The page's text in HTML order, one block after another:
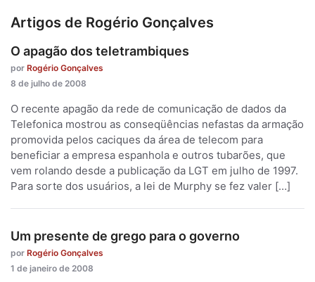
Artigos de Rogério Gonçalves
O apagão dos teletrambiques
por Rogério Gonçalves
8 de julho de 2008
O recente apagão da rede de comunicação de dados da
Telefonica mostrou as conseqüências nefastas da armação
promovida pelos caciques da área de telecom para
beneficiar a empresa espanhola e outros tubarões, que
vem rolando desde a publicação da LGT em julho de 1997.
Para sorte dos usuários, a lei de Murphy se fez valer […]
Um presente de grego para o governo
por Rogério Gonçalves
1 de janeiro de 2008